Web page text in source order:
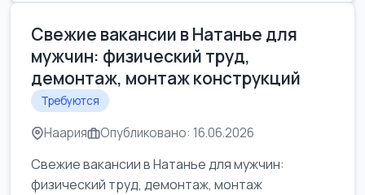
Свежие вакансии в Натанье для
мужчин: физический труд,
демонтаж, монтаж конструкций
Требуются
Наария Опубликовано: 16.06.2026
Свежие вакансии в Натанье для мужчин:
физический труд, демонтаж, монтаж